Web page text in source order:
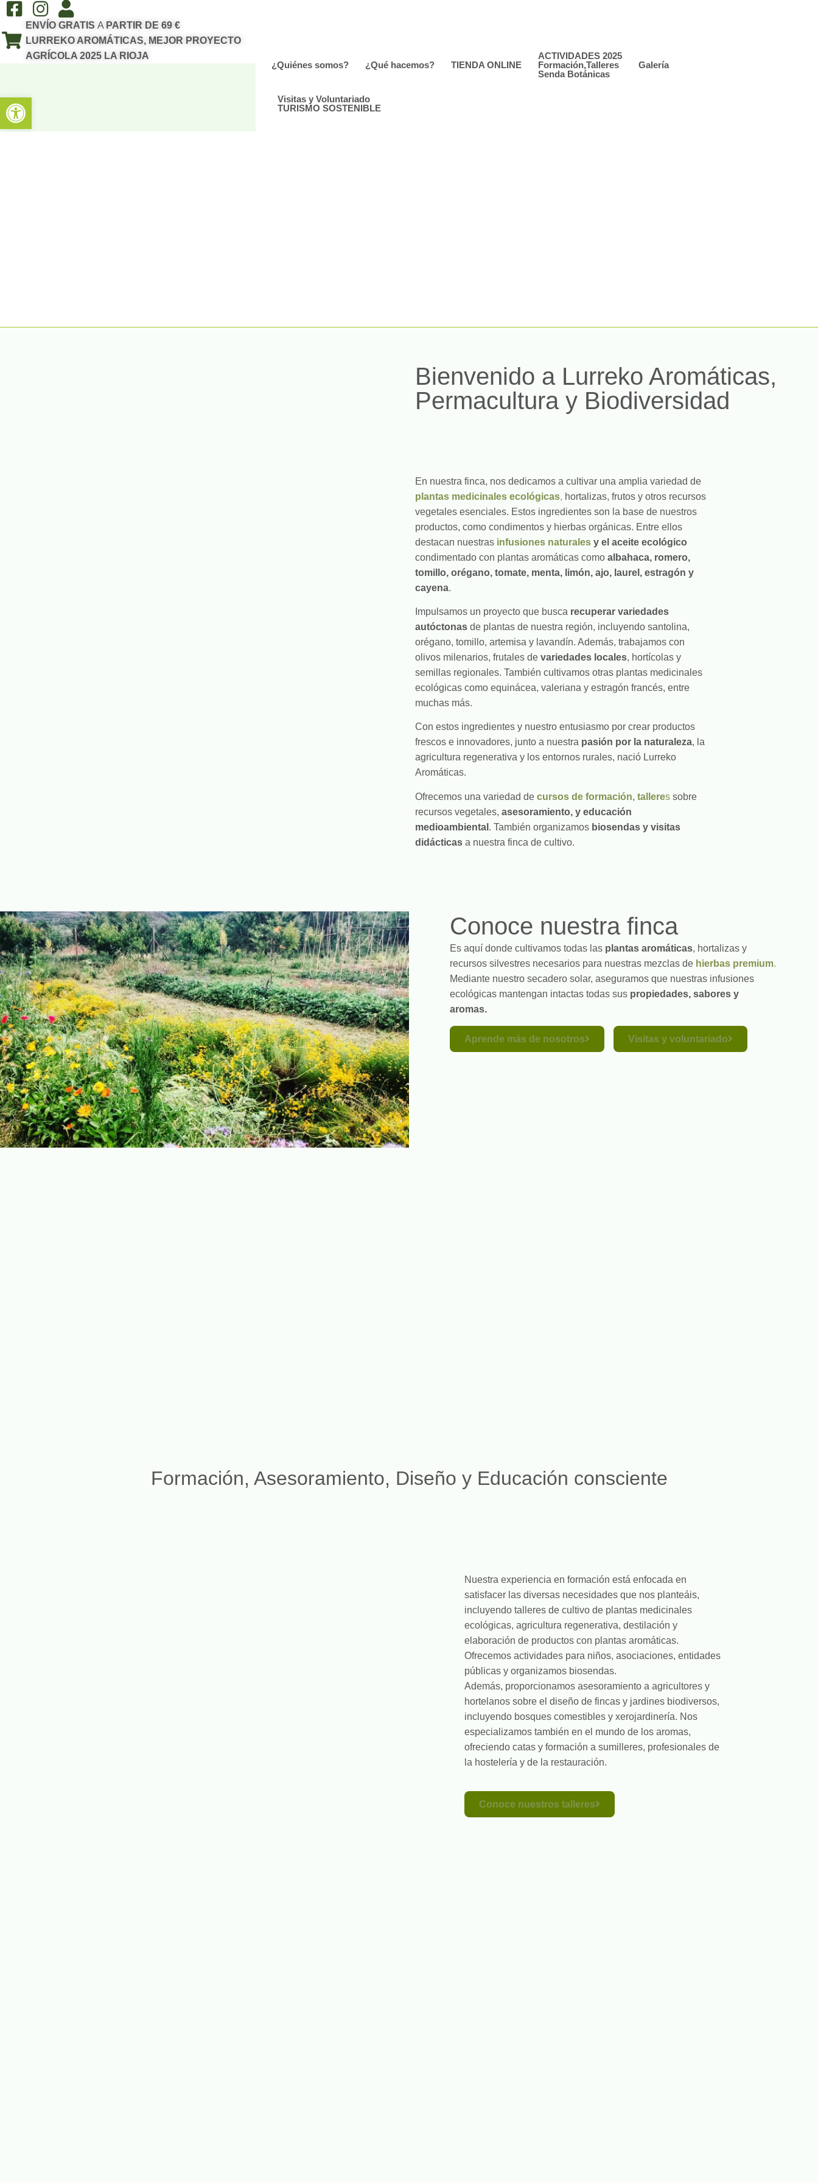
ENVÍO GRATISA PARTIR DE 69 €
LURREKO AROMÁTICAS, MEJOR PROYECTO
AGRÍCOLA 2025 LA RIOJA
¿Quiénes somos?
¿Qué hacemos? TIENDA ONLINE
ACTIVIDADES 2025
Formación,Talleres
Senda Botánicas
Galería
Visitas y Voluntariado
TURISMO SOSTENIBLE
Bienvenido a Lurreko Aromáticas,
Permacultura y Biodiversidad
En nuestra finca, nos dedicamos a cultivar una amplia variedad de
plantas medicinales ecológicas, hortalizas, frutos y otros recursos
vegetales esenciales. Estos ingredientes son la base de nuestros
productos, como condimentos y hierbas orgánicas. Entre ellos
destacan nuestras infusiones naturales y el aceite ecológico
condimentado con plantas aromáticas como albahaca, romero,
tomillo, orégano, tomate, menta, limón, ajo, laurel, estragón y
cayena.
Impulsamos un proyecto que busca recuperar variedades
autóctonas de plantas de nuestra región, incluyendo santolina,
orégano, tomillo, artemisa y lavandín. Además, trabajamos con
olivos milenarios, frutales de variedades locales, hortícolas y
semillas regionales. También cultivamos otras plantas medicinales
ecológicas como equinácea, valeriana y estragón francés, entre
muchas más.
Con estos ingredientes y nuestro entusiasmo por crear productos
frescos e innovadores, junto a nuestra pasión por la naturaleza, la
agricultura regenerativa y los entornos rurales, nació Lurreko
Aromáticas.
Ofrecemos una variedad de cursos de formación, talleres sobre
recursos vegetales, asesoramiento, y educación
medioambiental . También organizamos biosendas y visitas
didácticas a nuestra finca de cultivo.
Conoce nuestra finca
Es aquí donde cultivamos todas las plantas aromáticas, hortalizas y
recursos silvestres necesarios para nuestras mezclas de hierbas premium.
Mediante nuestro secadero solar, aseguramos que nuestras infusiones
ecológicas mantengan intactas todas sus propiedades, sabores y
aromas.
Aprende más de nosotros Visitas y voluntariado
Formación, Asesoramiento, Diseño y Educación consciente
Nuestra experiencia en formación está enfocada en
satisfacer las diversas necesidades que nos planteáis,
incluyendo talleres de cultivo de plantas medicinales
ecológicas, agricultura regenerativa, destilación y
elaboración de productos con plantas aromáticas.
Ofrecemos actividades para niños, asociaciones, entidades
públicas y organizamos biosendas.
Además, proporcionamos asesoramiento a agricultores y
hortelanos sobre el diseño de fincas y jardines biodiversos,
incluyendo bosques comestibles y xerojardinería. Nos
especializamos también en el mundo de los aromas,
ofreciendo catas y formación a sumilleres, profesionales de
la hostelería y de la restauración.
Conoce nuestros talleres
Abrir barra de herramientas